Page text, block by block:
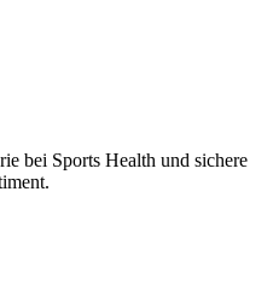
bei Sports Health und sichere